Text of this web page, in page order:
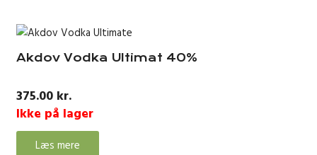
Akdov Vodka Ultimat 40%
375.00 kr.
Ikke på lager
Læs mere